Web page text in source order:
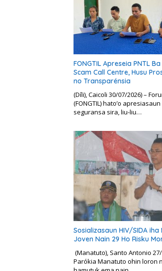
FONGTIL Apreseia PNTL
Scam Call Centre, Husu
no Transparénsia
(Díli), Caicoli 30/07/2026) –
(FONGTIL) hato’o
seguransa sira, liu-liu…
Sosializasaun HIV/SIDA
Joven Nain 29 Ho Risku
(Manatuto), Santo Antonio
Parókia Manatuto ohin loron